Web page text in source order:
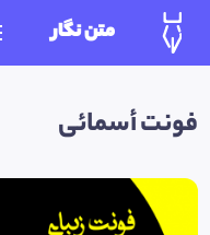
متن نگار
فونت أسمائی